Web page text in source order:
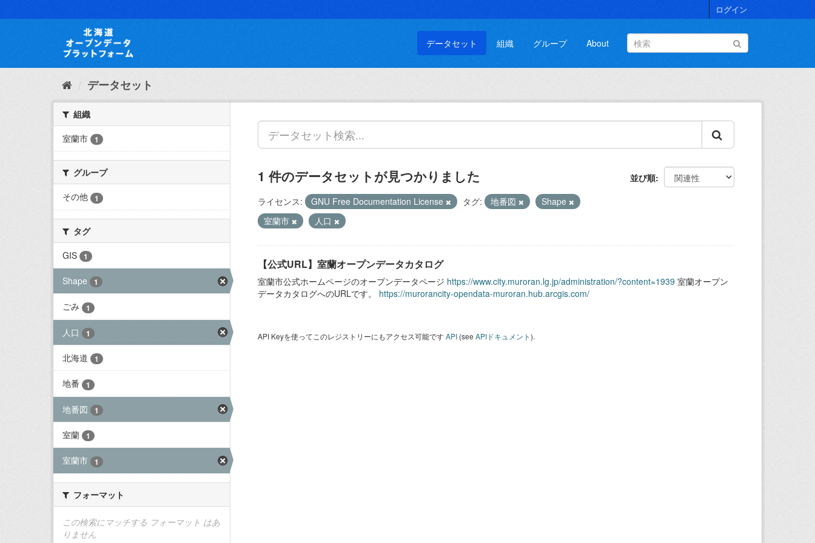
キ
て
ログイン
データセット 組織 グループ About
データセット
組織
室蘭市
1
グループ
その他
1
タグ
GIS
1
Shape 1
ごみ 1
人口 1
北海道 1
地番 1
地番図 1
室蘭 1
室蘭市 1
フォーマット
この検索にマッチする フォーマット はあ
りません
並び順
1 件のデータセットが見つかりました
ライセンス: GNU Free Documentation License タグ: 地番図
Shape
室蘭市
人口
【公式URL】室蘭オープンデータカタログ
室蘭市公式ホームページのオープンデータページ https://www.city.muroran.lg.jp/administration/?content=1939 室蘭オープン
データカタログへのURLです。 https://murorancity-opendata-muroran.hub.arcgis.com/
API Keyを使ってこのレジストリーにもアクセス可能ですAPI (see APIドキュメント).